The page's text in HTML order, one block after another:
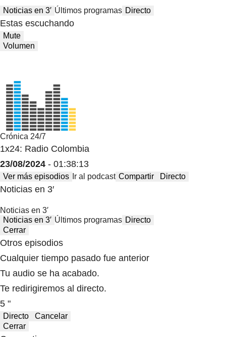
Noticias en 3′ Últimos programas Directo
Estas escuchando
Mute
Volumen
Crónica 24/7
1x24: Radio Colombia
23/08/2024 - 01:38:13
Ver más episodios Ir al podcast Compartir Directo
Noticias en 3′
Noticias en 3′
Noticias en 3′ Últimos programas Directo
Cerrar
Otros episodios
Cualquier tiempo pasado fue anterior
Tu audio se ha acabado.
Te redirigiremos al directo.
5 "
Directo
Cancelar
Cerrar